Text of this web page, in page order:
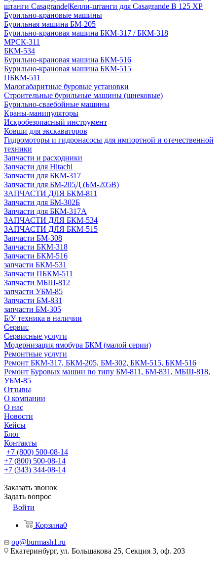
штанги Casagrande|Келли-штанги для Casagrande B 125 XP
Бурильно-крановые машины
Бурильная машина БМ-205
Бурильно-крановая машина БКМ-317 / БКМ-318
МРСК-311
БКМ-534
Бурильно-крановая машина БКМ-516
Бурильно-крановая машина БКМ-515
ПБКМ-511
Малогабаритные буровые установки
Строительные бурильные машины (шнековые)
Бурильно-сваебойные машины
Краны-манипуляторы
Искробезопасный инструмент
Ковши для экскаваторов
Гидромоторы и гидронасосы для импортной и отечественной
техники
Запчасти и расходники
Запчасти для Hitachi
Запчасти для БКМ-317
Запчасти для БМ-205Д (БМ-205В)
ЗАПЧАСТИ ДЛЯ БКМ-811
Запчасти для БМ-302Б
Запчасти для БКМ-317А
ЗАПЧАСТИ ДЛЯ БКМ-534
ЗАПЧАСТИ ДЛЯ БКМ-515
Запчасти БМ-308
Запчасти БКМ-318
Запчасти БКМ-516
запчасти БКМ-531
Запчасти ПБКМ-511
Запчасти МБШ-812
запчасти УБМ-85
Запчасти БМ-831
запчасти БМ-305
Б/У техника в наличии
Сервис
Сервисные услуги
Модернизация ямобура БКМ (малой серии)
Ремонтные услуги
Ремонт БКМ-317, БКМ-205, БМ-302, БКМ-515, БКМ-516
Ремонт Буровых машин по типу БМ-811, БМ-831, МБШ-818,
УБМ-85
Отзывы
О компании
О нас
Новости
Кейсы
Блог
Контакты
+7 (800) 500-08-14
+7 (800) 500-08-14
+7 (343) 344-08-14
Заказать звонок
Задать вопрос
Войти
Корзина0
op@burmash1.ru
Екатеринбург, ул. Большакова 25, Секция 3, оф. 203